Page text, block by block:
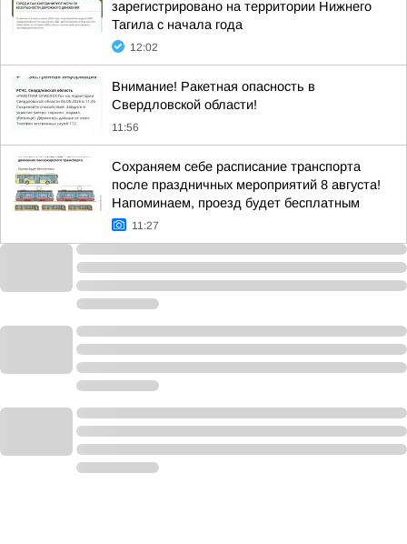
зарегистрировано на территории Нижнего
Тагила с начала года
12:02
Внимание! Ракетная опасность в
Свердловской области!
11:56
Сохраняем себе расписание транспорта
после праздничных мероприятий 8 августа!
Напоминаем, проезд будет бесплатным
11:27